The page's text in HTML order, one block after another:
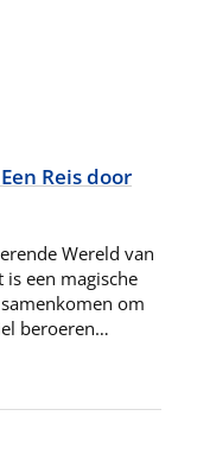
Reis door
Wereld van
een magische
om
beroeren…